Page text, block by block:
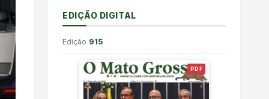
EDIÇÃO DIGITAL
Edição 915
PDF